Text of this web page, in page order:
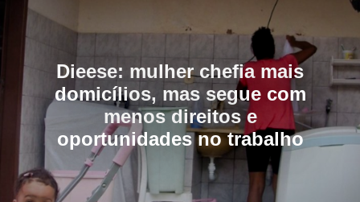
Dieese: mulher chefia mais
domicílios, mas segue com
menos direitos e
oportunidades no trabalho